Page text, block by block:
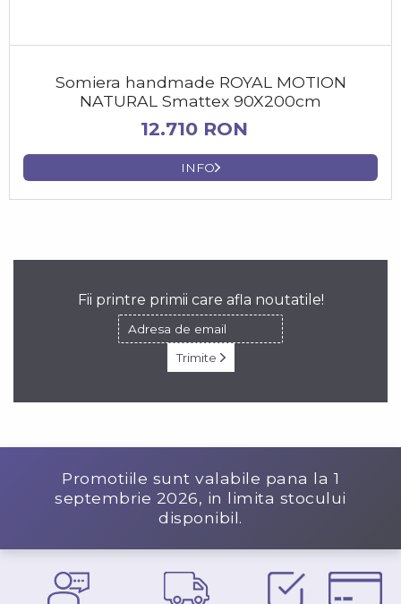
Somiera handmade ROYAL MOTION
NATURAL Smattex 90X200cm
12.710 RON
INFO
Fii printre primii care afla noutatile!
Trimite
Promotiile sunt valabile pana la 1
septembrie 2026, in limita stocului
disponibil.